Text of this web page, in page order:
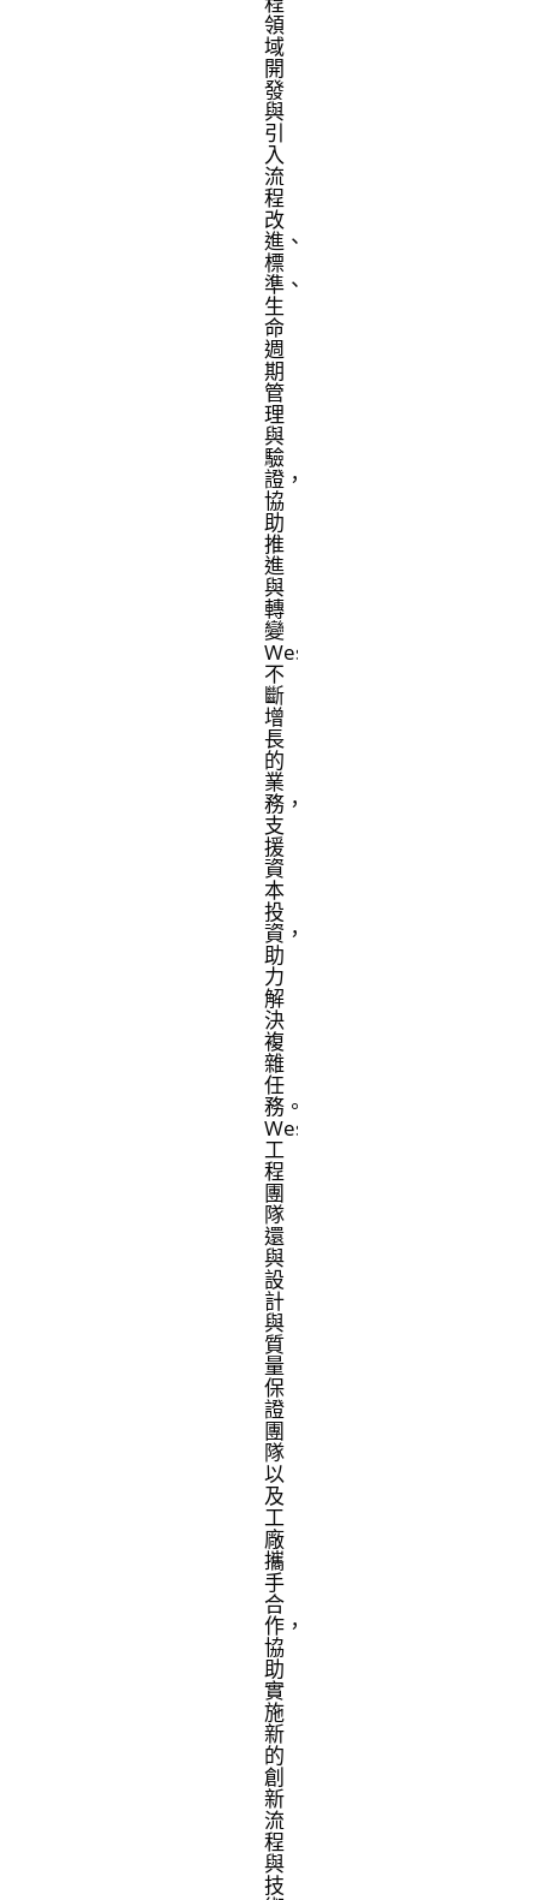
領
域
開
發
與
引
入
流
程
改
進、
標
準、
生
命
週
期
管
理
與
驗
證，
協
助
推
進
與
轉
變
West
不
斷
增
長
的
業
務，
支
援
資
本
投
資，
助
力
解
決
複
雜
任
務。
West
工
程
團
隊
還
與
設
計
與
質
量
保
證
團
隊
以
及
工
廠
攜
手
合
作，
協
助
實
施
新
的
創
新
流
程
與
技